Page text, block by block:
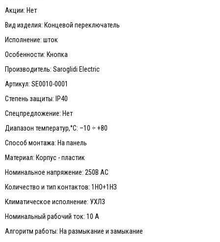
Акции: Нет
Вид изделия: Концевой переключатель
Исполнение: шток
Особенности: Кнопка
Производитель: Saroglidi Electric
Артикул: SE0010-0001
Степень защиты: IP40
Спецпредложение: Нет
Диапазон температур,°С: –10 ÷ +80
Способ монтажа: На панель
Материал: Корпус - пластик
Номинальное напряжение: 250В АС
Количество и тип контактов: 1НО+1НЗ
Климатическое исполнение: УХЛ3
Номинальный рабочий ток: 10 A
Алгоритм работы: На размыкание и замыкание